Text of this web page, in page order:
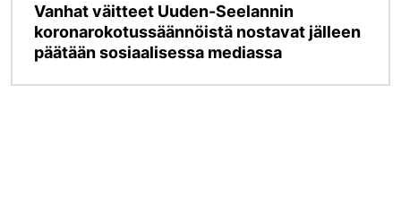
Vanhat väitteet Uuden-Seelannin
koronarokotussäännöistä nostavat jälleen
päätään sosiaalisessa mediassa